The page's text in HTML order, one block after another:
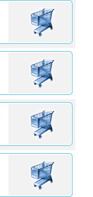
В
КОРЗИНУ
В
КОРЗИНУ
В
КОРЗИНУ
В
КОРЗИНУ